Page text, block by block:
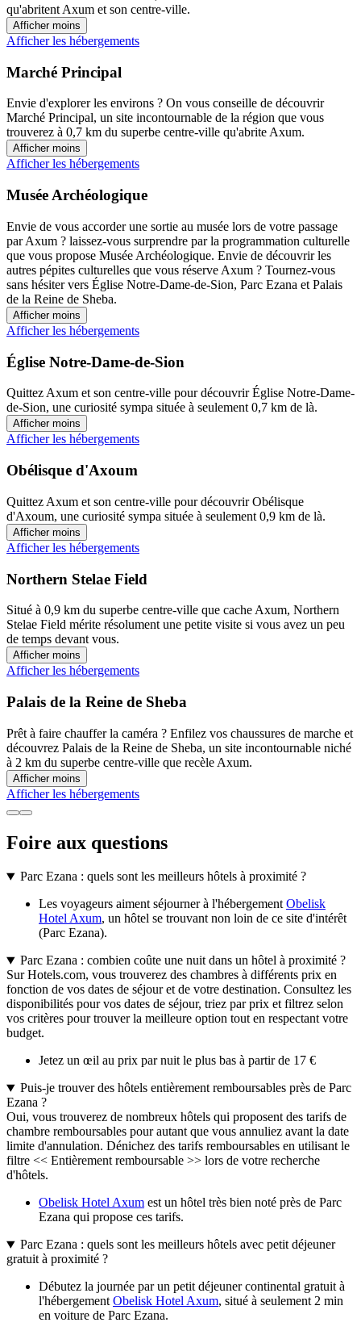
qu'abritent Axum et son centre-ville.
Afficher moins
Afficher les hébergements
Marché Principal
Envie d'explorer les environs ? On vous conseille de découvrir
Marché Principal, un site incontournable de la région que vous
trouverez à 0,7 km du superbe centre-ville qu'abrite Axum.
Afficher moins
Afficher les hébergements
Musée Archéologique
Envie de vous accorder une sortie au musée lors de votre passage
par Axum ? laissez-vous surprendre par la programmation culturelle
que vous propose Musée Archéologique. Envie de découvrir les
autres pépites culturelles que vous réserve Axum ? Tournez-vous
sans hésiter vers Église Notre-Dame-de-Sion, Parc Ezana et Palais
de la Reine de Sheba.
Afficher moins
Afficher les hébergements
Église Notre-Dame-de-Sion
Quittez Axum et son centre-ville pour découvrir Église Notre-Dame-
de-Sion, une curiosité sympa située à seulement 0,7 km de là.
Afficher moins
Afficher les hébergements
Obélisque d'Axoum
Quittez Axum et son centre-ville pour découvrir Obélisque
d'Axoum, une curiosité sympa située à seulement 0,9 km de là.
Afficher moins
Afficher les hébergements
Northern Stelae Field
Situé à 0,9 km du superbe centre-ville que cache Axum, Northern
Stelae Field mérite résolument une petite visite si vous avez un peu
de temps devant vous.
Afficher moins
Afficher les hébergements
Palais de la Reine de Sheba
Prêt à faire chauffer la caméra ? Enfilez vos chaussures de marche et
découvrez Palais de la Reine de Sheba, un site incontournable niché
à 2 km du superbe centre-ville que recèle Axum.
Afficher moins
Afficher les hébergements
Foire aux questions
Parc Ezana : quels sont les meilleurs hôtels à proximité ?
Les voyageurs aiment séjourner à l'hébergementObelisk
Hotel Axum, un hôtel se trouvant non loin de ce site d'intérêt
(Parc Ezana).
Parc Ezana : combien coûte une nuit dans un hôtel à proximité ?
Sur Hotels.com, vous trouverez des chambres à différents prix en
fonction de vos dates de séjour et de votre destination. Consultez les
disponibilités pour vos dates de séjour, triez par prix et filtrez selon
vos critères pour trouver la meilleure option tout en respectant votre
budget.
Jetez un œil au prix par nuit le plus bas à partir de 17 €
Puis-je trouver des hôtels entièrement remboursables près de Parc
Ezana ?
Oui, vous trouverez de nombreux hôtels qui proposent des tarifs de
chambre remboursables pour autant que vous annuliez avant la date
limite d'annulation. Dénichez des tarifs remboursables en utilisant le
filtre << Entièrement remboursable >> lors de votre recherche
d'hôtels.
Obelisk Hotel Axum est un hôtel très bien noté près de Parc
Ezana qui propose ces tarifs.
Parc Ezana : quels sont les meilleurs hôtels avec petit déjeuner
gratuit à proximité ?
Débutez la journée par un petit déjeuner continental gratuit à
l'hébergementObelisk Hotel Axum, situé à seulement 2 min
en voiture de Parc Ezana.